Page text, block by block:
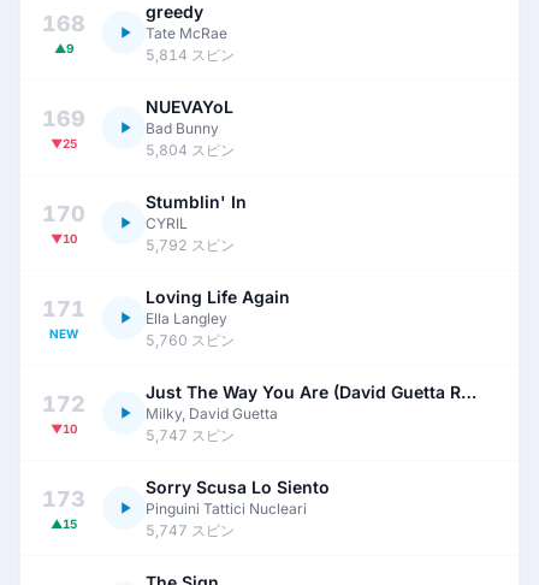
168
▲9
greedy
Tate McRae
5,814 スピン
169
▼25
NUEVAYoL
Bad Bunny
5,804 スピン
170
▼10
Stumblin' In
CYRIL
5,792 スピン
171
NEW
Loving Life Again
Ella Langley
5,760 スピン
172
▼10
Just The Way You Are (David Guetta Remix)
Milky, David Guetta
5,747 スピン
173
▲15
Sorry Scusa Lo Siento
Pinguini Tattici Nucleari
5,747 スピン